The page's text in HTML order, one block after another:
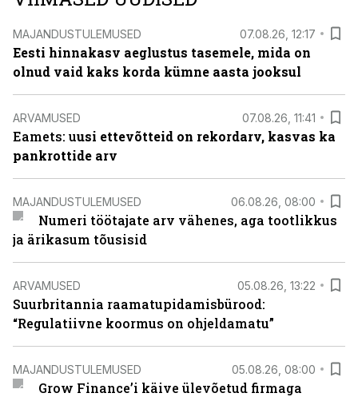
MAJANDUSTULEMUSED 07.08.26, 12:17
Eesti hinnakasv aeglustus tasemele, mida on
olnud vaid kaks korda kümne aasta jooksul
ARVAMUSED 07.08.26, 11:41
Eamets: uusi ettevõtteid on rekordarv, kasvas ka
pankrottide arv
MAJANDUSTULEMUSED 06.08.26, 08:00
Numeri töötajate arv vähenes, aga tootlikkus
ja ärikasum tõusisid
ARVAMUSED 05.08.26, 13:22
Suurbritannia raamatupidamisbürood:
“Regulatiivne koormus on ohjeldamatu”
MAJANDUSTULEMUSED 05.08.26, 08:00
Grow Finance’i käive ülevõetud firmaga